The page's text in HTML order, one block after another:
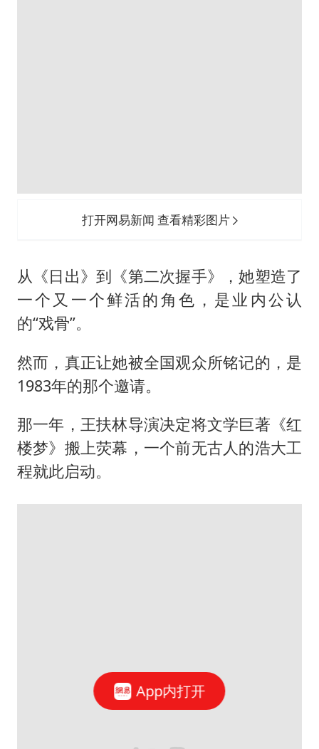
打开网易新闻 查看精彩图片
从《日出》到《第二次握手》，她塑造了
一个又一个鲜活的角色，是业内公认
的“戏骨”。
然而，真正让她被全国观众所铭记的，是
1983年的那个邀请。
那一年， 王扶林导演决定将文学巨著《红
楼梦》搬上荧幕，一个前无古人的浩大工
程就此启动。
App内打开